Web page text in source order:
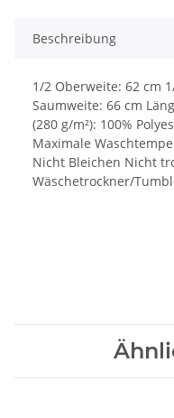
Beschreibung
1/2 Oberweite: 62 cm
Saumweite: 66 cm
(280 g/m²): 100%
Maximale
Nicht Bleichen Nicht
Wäschetrockner/